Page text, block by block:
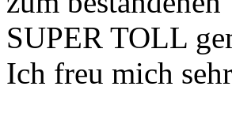
SUPER TOLL
Ich freu mich